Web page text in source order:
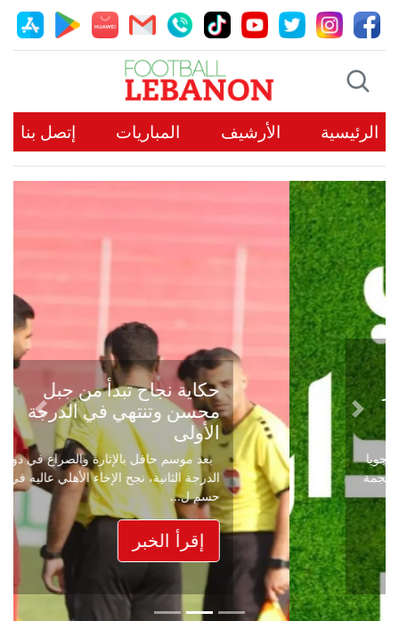
الرئيسية الأرشيف المباريات إتصل بنا
حكاية نجاح تبدأ من جبل
محسن وتنتهي في الدرجة
الأولى
بعد موسم حافل بالإثارة والصراع في دوري
الدرجة الثانية، نجح الإخاء الأهلي عاليه في
حسم ل...
إقرأ الخبر
Previous
Next